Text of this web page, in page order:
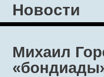
Новости
Михаил